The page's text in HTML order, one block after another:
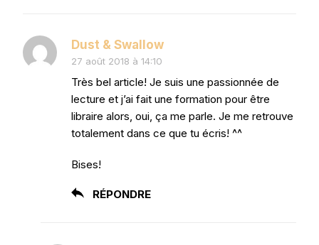
Dust & Swallow
27 août 2018 à 14:10
Très bel article! Je suis une passionnée de
lecture et j’ai fait une formation pour être
libraire alors, oui, ça me parle. Je me retrouve
totalement dans ce que tu écris! ^^
Bises!
RÉPONDRE